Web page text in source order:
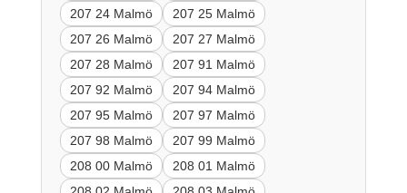
207 24 Malmö
207 25 Malmö
207 26 Malmö
207 27 Malmö
207 28 Malmö
207 91 Malmö
207 92 Malmö
207 94 Malmö
207 95 Malmö
207 97 Malmö
207 98 Malmö
207 99 Malmö
208 00 Malmö
208 01 Malmö